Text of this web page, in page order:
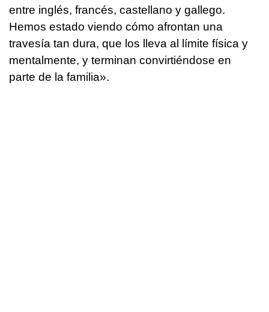
entre inglés, francés, castellano y gallego.
Hemos estado viendo cómo afrontan una
travesía tan dura, que los lleva al límite física y
mentalmente, y terminan convirtiéndose en
parte de la familia».